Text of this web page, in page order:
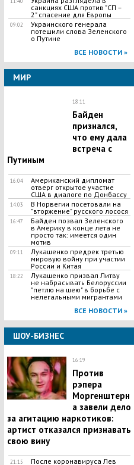
санкциях США против "СП –
2" спасение для Европы
09:02
Украинского генерала
потешили слова Зеленского
о Путине
ВСЕ НОВОСТИ »
МИР
18:11
Байден
признался,
что ему дала
встреча с
Путиным
16:04
Американский дипломат
отверг открытое участие
США в диалоге по Донбассу
14:03
В Норвегии посетовали на
"вторжение" русского лосося
16:47
Байден позвал Зеленского
в Америку в конце лета не
просто так: имеется один
мотив
09:11
Лукашенко предрек третью
мировую войну при участии
России и Китая
18:22
Лукашенко призвал Литву
не набрасывать Белоруссии
"петлю на шею" в борьбе с
нелегальными мигрантами
ВСЕ НОВОСТИ »
ШОУ-БИЗНЕС
16:19
Против
рэпера
Моргенштерн
а завели дело
за агитацию наркотиков:
артист отказался признавать
свою вину
21:15
После коронавируса Лев